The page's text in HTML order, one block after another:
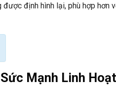
định hình lại, phù hợp hơn
Mạnh Linh